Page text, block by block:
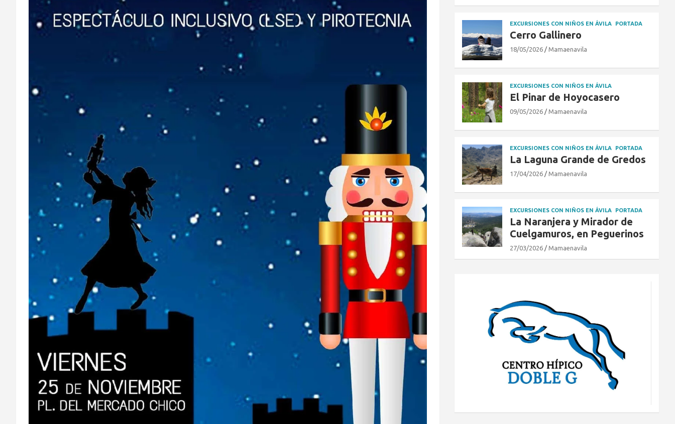
EXCURSIONES CON NIÑOS EN ÁVILA PORTADA
Cerro Gallinero
18/05/2026 Mamaenavila
EXCURSIONES CON NIÑOS EN ÁVILA
El Pinar de Hoyocasero
09/05/2026 Mamaenavila
EXCURSIONES CON NIÑOS EN ÁVILA PORTADA
La Laguna Grande de Gredos
17/04/2026 Mamaenavila
EXCURSIONES CON NIÑOS EN ÁVILA PORTADA
La Naranjera y Mirador de
Cuelgamuros, en Peguerinos
27/03/2026 Mamaenavila